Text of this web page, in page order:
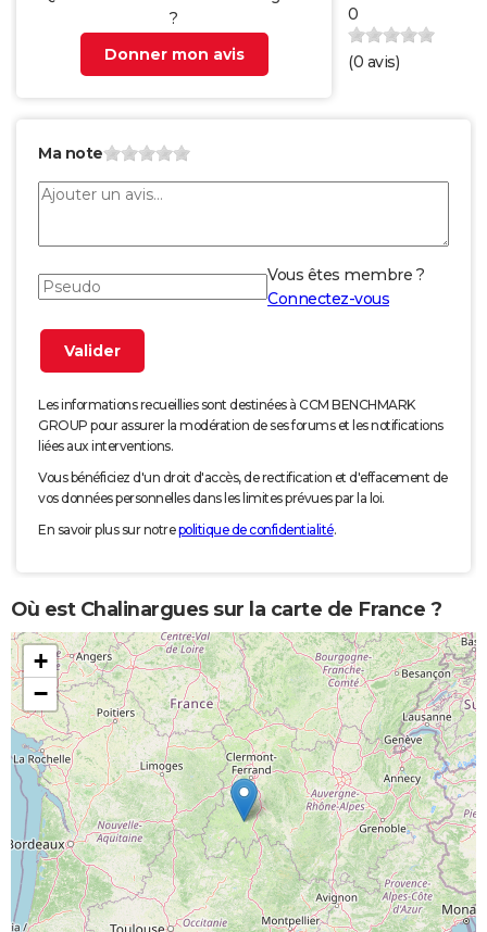
?
Donner mon avis
0
(0 avis)
Ma note
Vous êtes membre ?
Connectez-vous
Les informations recueillies sont destinées à CCM BENCHMARK
GROUP pour assurer la modération de ses forums et les notifications
liées aux interventions.
Vous bénéficiez d'un droit d'accès, de rectification et d'effacement de
vos données personnelles dans les limites prévues par la loi.
En savoir plus sur notrepolitique de confidentialité.
Où est Chalinargues sur la carte de France ?
+
−